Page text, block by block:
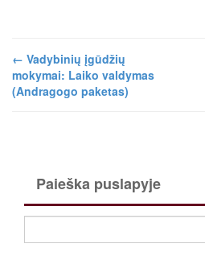
← Vadybinių įgūdžių
mokymai: Laiko valdymas
(Andragogo paketas)
Paieška puslapyje